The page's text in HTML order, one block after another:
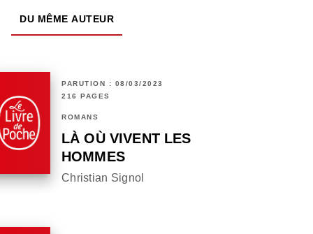
DU MÊME AUTEUR
PARUTION : 08/03/2023
216 PAGES
ROMANS
LÀ OÙ VIVENT LES
HOMMES
Christian Signol